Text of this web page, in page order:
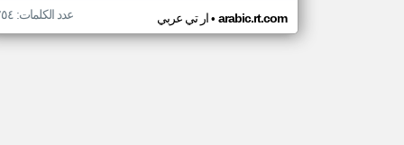
ار تي عربي• arabic.rt.com عدد الكلمات: ٢٥٤